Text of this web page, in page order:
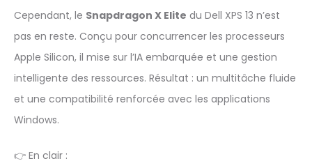
Cependant, le Snapdragon X Elite du Dell XPS 13 n’est
pas en reste. Conçu pour concurrencer les processeurs
Apple Silicon, il mise sur l’IA embarquée et une gestion
intelligente des ressources. Résultat : un multitâche fluide
et une compatibilité renforcée avec les applications
Windows.
👉 En clair :